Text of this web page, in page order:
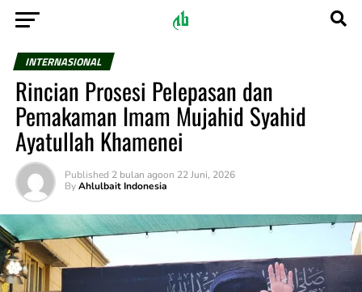
INTERNASIONAL
Rincian Prosesi Pelepasan dan
Pemakaman Imam Mujahid Syahid
Ayatullah Khamenei
Published 2 bulan agoon 22 Juni, 2026
By Ahlulbait Indonesia